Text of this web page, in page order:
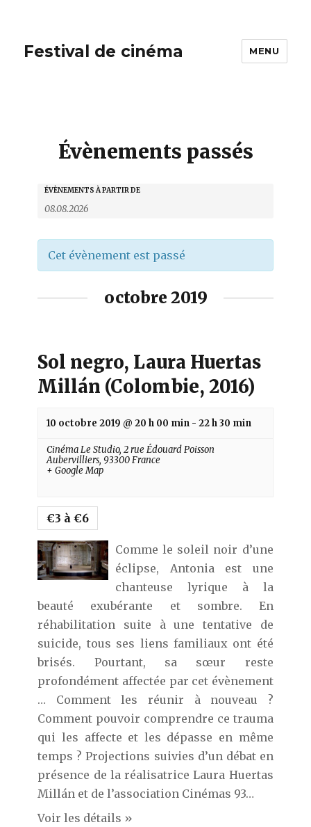
Festival de cinéma MENU
Évènements passés
R
e
e
e
t
a
v
a
t
i
o
n
d
e
v
u
e
s
É
v
è
n
e
m
R
e
v
è
n
e
ÉVÈNEMENTS À PARTIR DE
Cet évènement est passé
octobre 2019
Sol negro, Laura Huertas
Millán (Colombie, 2016)
10 octobre 2019 @ 20 h 00 min -22 h 30 min
Cinéma Le Studio,2 rue Édouard Poisson
Aubervilliers, 93300 France
+ Google Map
€3 à €6
Comme le soleil noir d’une
éclipse, Antonia est une
chanteuse lyrique à la
beauté exubérante et sombre. En
réhabilitation suite à une tentative de
suicide, tous ses liens familiaux ont été
brisés. Pourtant, sa sœur reste
profondément affectée par cet évènement
… Comment les réunir à nouveau ?
Comment pouvoir comprendre ce trauma
qui les affecte et les dépasse en même
temps ? Projections suivies d’un débat en
présence de la réalisatrice Laura Huertas
Millán et de l’association Cinémas 93…
Voir les détails »